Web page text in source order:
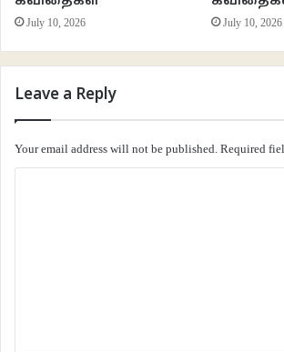
உணர்வை மிக இயல்பாக இணைத்துக் காட்டுகிறது. சற்று
——————–
July 10, 2026 July 10, 2026
Leave a Reply
Your email address will not be published. Required